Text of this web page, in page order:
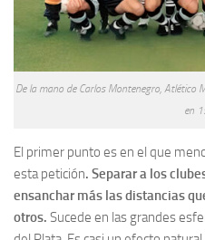
De la mano de Carlos Montenegro, Atlético
en
El primer punto es en el que
esta petición. Separar a los
ensanchar más las distancias
otros. Sucede en las grandes